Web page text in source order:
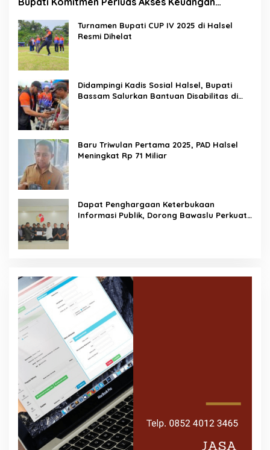
Turnamen Bupati CUP IV 2025 di Halsel
Resmi Dihelat
Didampingi Kadis Sosial Halsel, Bupati
Bassam Salurkan Bantuan Disabilitas di
Baru Triwulan Pertama 2025, PAD Halsel
Meningkat Rp 71 Miliar
Dapat Penghargaan Keterbukaan
Informasi Publik, Dorong Bawaslu Perkuat